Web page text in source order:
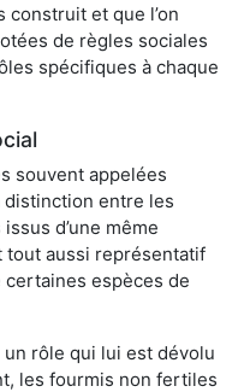
construit et que l’on
de règles sociales
spécifiques à chaque
souvent appelées
distinction entre les
d’une même
tout aussi représentatif
espèces de
un rôle qui lui est dévolu
les fourmis non fertiles